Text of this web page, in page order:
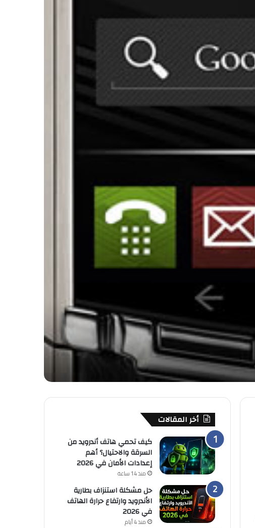
أخر المقالات
كيف تحمي هاتف أندرويد من
السرقة والاحتيال؟ أهم
إعدادات الأمان في 2026
منذ 14 ساعة
حل مشكلة استنزاف بطارية
الأندرويد وارتفاع حرارة الهاتف
في 2026
منذ 4 أيام